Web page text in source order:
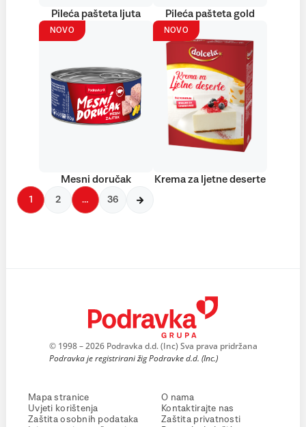
Pileća pašteta ljuta Pileća pašteta gold
NOVO
Mesni doručak
NOVO
Krema za ljetne deserte
1 2 … 36
© 1998 – 2026 Podravka d.d. (Inc) Sva prava pridržana
Podravka je registrirani žig Podravke d.d. (Inc.)
Mapa stranice
Uvjeti korištenja
Zaštita osobnih podataka
O nama
Kontaktirajte nas
Zaštita privatnosti